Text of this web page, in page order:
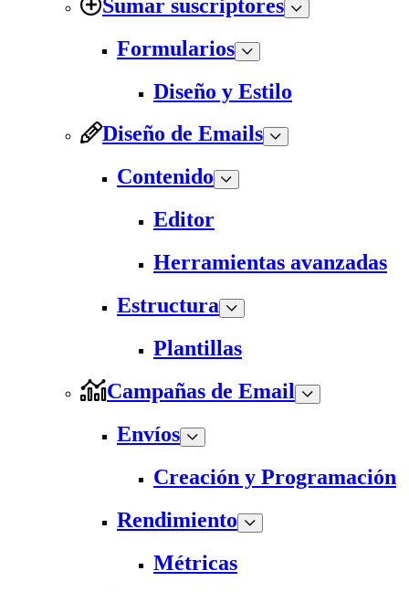
Sumar suscriptores
Formularios
Diseño y Estilo
Diseño de Emails
Contenido
Editor
Herramientas avanzadas
Estructura
Plantillas
Campañas de Email
Envíos
Creación y Programación
Rendimiento
Métricas